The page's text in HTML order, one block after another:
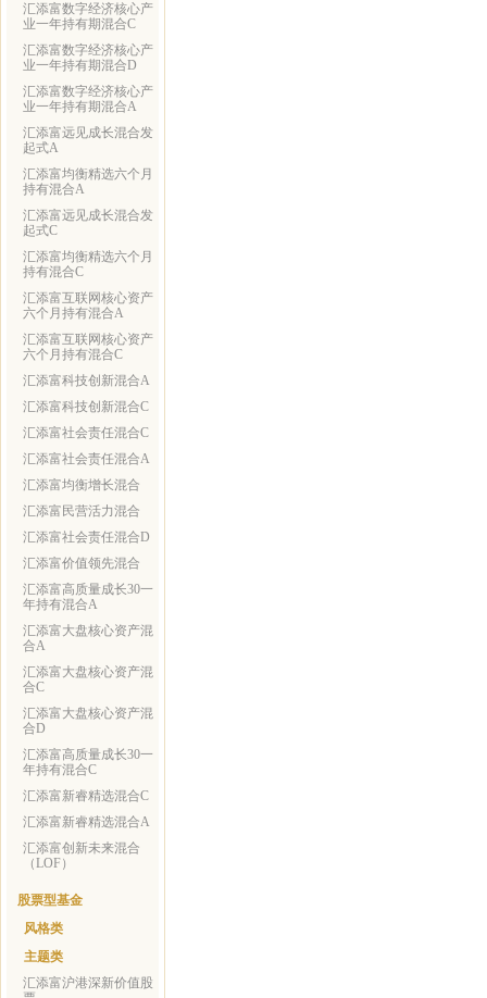
汇添富数字经济核心产
业一年持有期混合C
汇添富数字经济核心产
业一年持有期混合D
汇添富数字经济核心产
业一年持有期混合A
汇添富远见成长混合发
起式A
汇添富均衡精选六个月
持有混合A
汇添富远见成长混合发
起式C
汇添富均衡精选六个月
持有混合C
汇添富互联网核心资产
六个月持有混合A
汇添富互联网核心资产
六个月持有混合C
汇添富科技创新混合A
汇添富科技创新混合C
汇添富社会责任混合C
汇添富社会责任混合A
汇添富均衡增长混合
汇添富民营活力混合
汇添富社会责任混合D
汇添富价值领先混合
汇添富高质量成长30一
年持有混合A
汇添富大盘核心资产混
合A
汇添富大盘核心资产混
合C
汇添富大盘核心资产混
合D
汇添富高质量成长30一
年持有混合C
汇添富新睿精选混合C
汇添富新睿精选混合A
汇添富创新未来混合
（LOF）
股票型基金
风格类
主题类
汇添富沪港深新价值股